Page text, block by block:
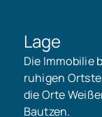
Lage
Die Immobilie
ruhigen
die Orte
Bautzen.